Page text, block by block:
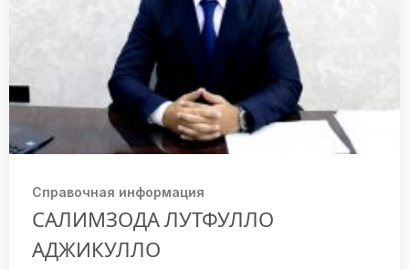
Справочная информация
САЛИМЗОДА ЛУТФУЛЛО
АДЖИКУЛЛО